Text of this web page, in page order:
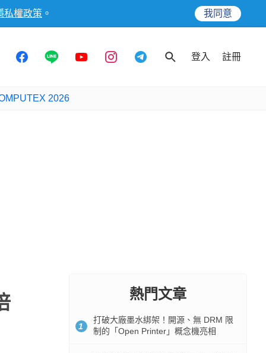
私權政策 。 我同意
登入 註冊
2026
熱門文章
1
打破大廠墨水綁架！開源、無 DRM 限
制的「Open Printer」概念機亮相